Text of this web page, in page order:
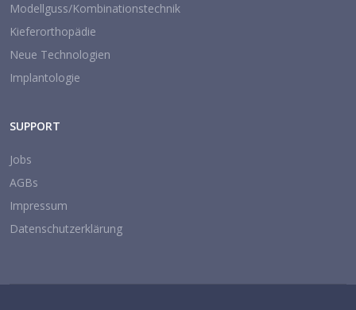
Modellguss/Kombinationstechnik
Kieferorthopädie
Neue Technologien
Implantologie
SUPPORT
Jobs
AGBs
Impressum
Datenschutzerklärung